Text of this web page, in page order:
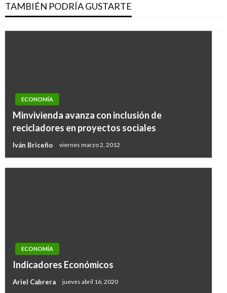
TAMBIÉN PODRÍA GUSTARTE
ECONOMÍA
Minvivienda avanza con inclusión de
recicladores en proyectos sociales
Iván Briceño viernes marzo 2, 2012
ECONOMÍA
Indicadores Económicos
Ariel Cabrera jueves abril 16, 2020